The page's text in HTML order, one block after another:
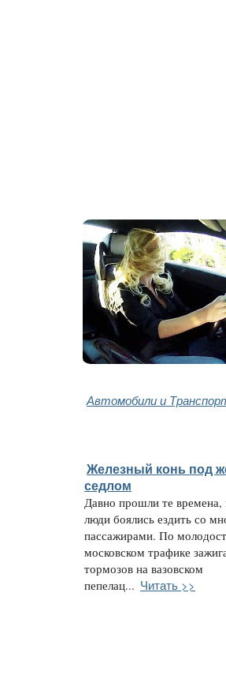
Автомобили и
Железный конь под
седлом
Давно прошли те времена,
люди боялись ездить со
пассажирами. По
московском трафике
тормозов на вазовском
пепелац... Читать >>